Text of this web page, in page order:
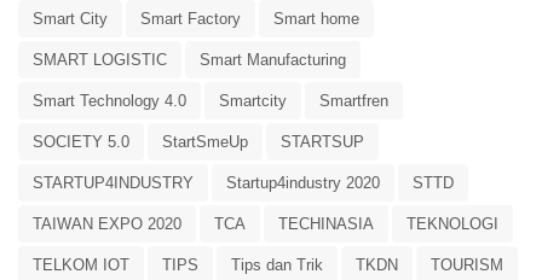
Smart City Smart Factory Smart home
SMART LOGISTIC Smart Manufacturing
Smart Technology 4.0 Smartcity Smartfren
SOCIETY 5.0 StartSmeUp STARTSUP
STARTUP4INDUSTRY Startup4industry 2020 STTD
TAIWAN EXPO 2020 TCA TECHINASIA TEKNOLOGI
TELKOM IOT TIPS Tips dan Trik TKDN TOURISM